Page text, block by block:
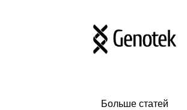
Больше статей